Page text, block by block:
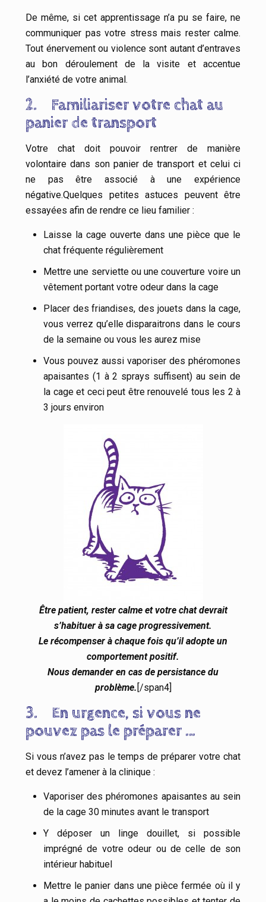
De même, si cet apprentissage n’a pu se faire, ne
communiquer pas votre stress mais rester calme.
Tout énervement ou violence sont autant d’entraves
au bon déroulement de la visite et accentue
l’anxiété de votre animal.
2. Familiariser votre chat au
panier de transport
Votre chat doit pouvoir rentrer de manière
volontaire dans son panier de transport et celui ci
ne pas être associé à une expérience
négative.Quelques petites astuces peuvent être
essayées afin de rendre ce lieu familier :
Laisse la cage ouverte dans une pièce que le
chat fréquente régulièrement
Mettre une serviette ou une couverture voire un
vêtement portant votre odeur dans la cage
Placer des friandises, des jouets dans la cage,
vous verrez qu’elle disparaitrons dans le cours
de la semaine ou vous les aurez mise
Vous pouvez aussi vaporiser des phéromones
apaisantes (1 à 2 sprays suffisent) au sein de
la cage et ceci peut être renouvelé tous les 2 à
3 jours environ
Être patient, rester calme et votre chat devrait
s’habituer à sa cage progressivement.
Le récompenser à chaque fois qu’il adopte un
comportement positif.
Nous demander en cas de persistance du
problème. [/span4]
3. En urgence, si vous ne
pouvez pas le préparer …
Si vous n’avez pas le temps de préparer votre chat
et devez l’amener à la clinique :
Vaporiser des phéromones apaisantes au sein
de la cage 30 minutes avant le transport
Y déposer un linge douillet, si possible
imprégné de votre odeur ou de celle de son
intérieur habituel
Mettre le panier dans une pièce fermée où il y